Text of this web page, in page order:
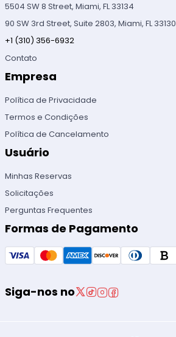
5504 SW 8 Street, Miami, FL 33134
90 SW 3rd Street, Suite 2803, Miami, FL 33130
+1 (310) 356-6932
Contato
Empresa
Política de Privacidade
Termos e Condições
Política de Cancelamento
Usuário
Minhas Reservas
Solicitações
Perguntas Frequentes
Formas de Pagamento
Siga-nos no